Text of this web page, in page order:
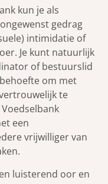
kun je als
gedrag
intimidatie of
Je kunt natuurlijk
of bestuurslid
om met
te
een
vrijwilliger van
luisterend oor en